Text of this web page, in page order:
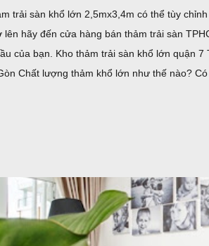
trải sàn khổ lớn 2,5mx3,4m có thể tùy
hãy đến cửa hàng bán thảm trải sàn
của bạn. Kho thảm trải sàn khổ lớn quận
Chất lượng thảm khổ lớn như thế nào?
trải sàn - thảm trang trí nhà tại Hồ Chí